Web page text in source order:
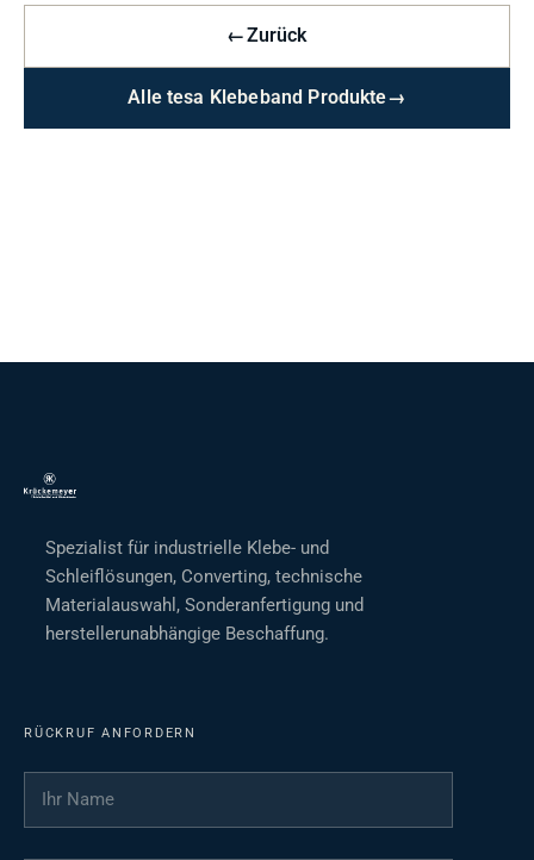
←Zurück
Alle tesa Klebeband Produkte→
Spezialist für industrielle Klebe- und
Schleiflösungen, Converting, technische
Materialauswahl, Sonderanfertigung und
herstellerunabhängige Beschaffung.
RÜCKRUF ANFORDERN
Ihr Name